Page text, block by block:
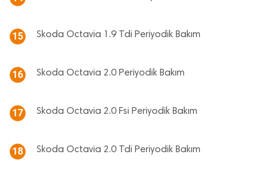
15 Skoda Octavia 1.9 Tdi Periyodik Bakım
16 Skoda Octavia 2.0 Periyodik Bakım
17 Skoda Octavia 2.0 Fsi Periyodik Bakım
18 Skoda Octavia 2.0 Tdi Periyodik Bakım